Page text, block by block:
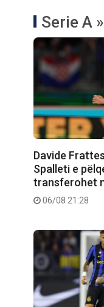
Serie A »
Davide
Spalleti e
transferohet
06/08 21:28